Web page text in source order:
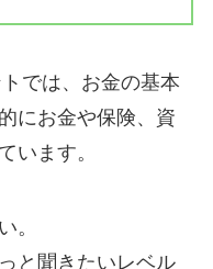
では、お金の基本
にお金や保険、資
います。
。
と聞きたいレベル